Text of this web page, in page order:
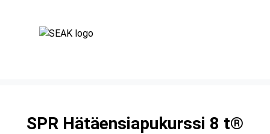
SPR Hätäensiapukurssi 8 t®